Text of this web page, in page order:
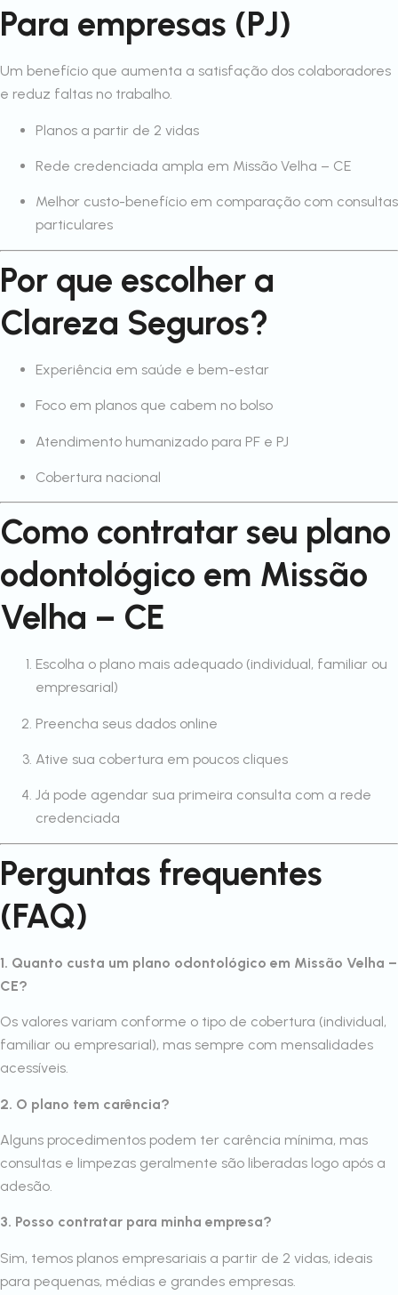
Para empresas (PJ)
Um benefício que aumenta a satisfação dos colaboradores
e reduz faltas no trabalho.
Planos a partir de 2 vidas
Rede credenciada ampla em Missão Velha – CE
Melhor custo-benefício em comparação com consultas
particulares
Por que escolher a
Clareza Seguros?
Experiência em saúde e bem-estar
Foco em planos que cabem no bolso
Atendimento humanizado para PF e PJ
Cobertura nacional
Como contratar seu plano
odontológico em Missão
Velha – CE
Escolha o plano mais adequado (individual, familiar ou
empresarial)
Preencha seus dados online
Ative sua cobertura em poucos cliques
Já pode agendar sua primeira consulta com a rede
credenciada
Perguntas frequentes
(FAQ)
1. Quanto custa um plano odontológico em Missão Velha –
CE?
Os valores variam conforme o tipo de cobertura (individual,
familiar ou empresarial), mas sempre com mensalidades
acessíveis.
2. O plano tem carência?
Alguns procedimentos podem ter carência mínima, mas
consultas e limpezas geralmente são liberadas logo após a
adesão.
3. Posso contratar para minha empresa?
Sim, temos planos empresariais a partir de 2 vidas, ideais
para pequenas, médias e grandes empresas.